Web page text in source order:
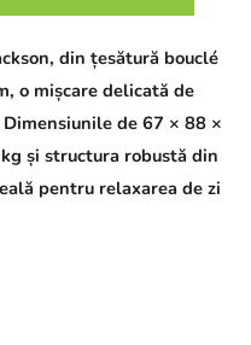
din țesătură bouclé
o mișcare delicată de
de 67 × 88 ×
și structura robustă din
pentru relaxarea de zi